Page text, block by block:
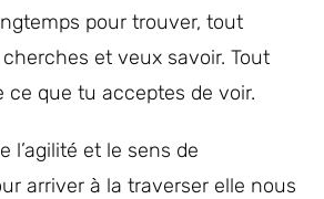
pour trouver, tout
et veux savoir. Tout
ce que tu acceptes de voir.
l’agilité et le sens de
arriver à la traverser elle nous